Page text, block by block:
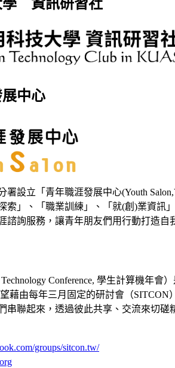
學 資訊研習社
中心
設立「青年職涯發展中心(Youth
索」、「職業訓練」、「就(創)業資訊
諮詢服務，讓青年朋友們用行動打造自
Technology Conference, 學生計算機年
藉由每年三月固定的研討會（SITCON
串聯起來，透過彼此共享、交流來切磋
groups/sitcon.tw/